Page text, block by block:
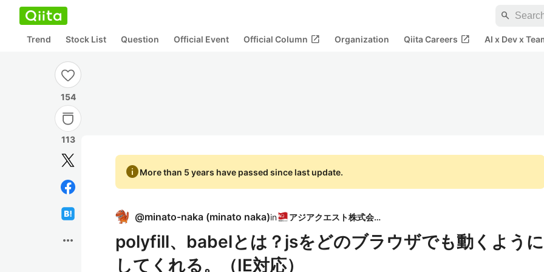
search
Trend Stock List Question Official Event Official Column open_in_new Organization Qiita Careers open_in_new AI x Dev x
154
113
more_horiz
infoMore than 5 years have passed since last update.
@minato-naka (minato naka)in アジアクエスト株式会社
polyfill、babelとは？jsをどのブラウザでも動くように
してくれる。（IE対応）